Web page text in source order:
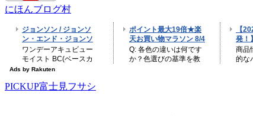
にほんブログ村
PICKUP富士見フサシ